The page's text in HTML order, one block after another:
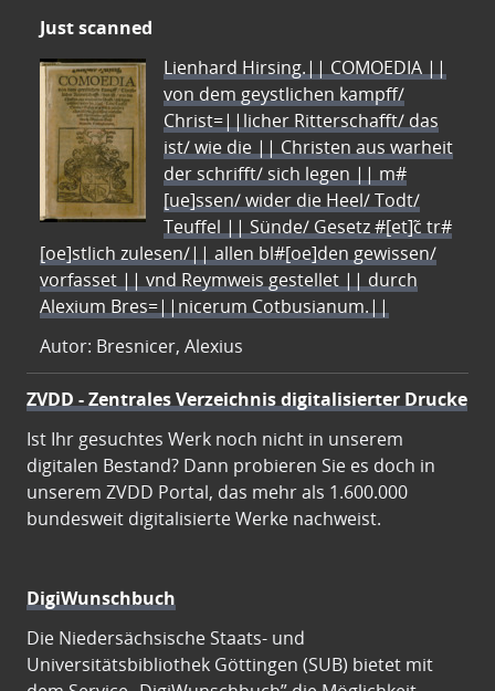
Just scanned
Lienhard Hirsing.|| COMOEDIA ||
von dem geystlichen kampff/
Christ=||licher Ritterschafft/ das
ist/ wie die || Christen aus warheit
der schrifft/ sich legen || m#
[ue]ssen/ wider die Heel/ Todt/
Teuffel || Sünde/ Gesetz #[et]c̃ tr#
[oe]stlich zulesen/|| allen bl#[oe]den gewissen/
vorfasset || vnd Reymweis gestellet || durch
Alexium Bres=||nicerum Cotbusianum.||
Autor: Bresnicer, Alexius
ZVDD - Zentrales Verzeichnis digitalisierter Drucke
Ist Ihr gesuchtes Werk noch nicht in unserem
digitalen Bestand? Dann probieren Sie es doch in
unserem ZVDD Portal, das mehr als 1.600.000
bundesweit digitalisierte Werke nachweist.
DigiWunschbuch
Die Niedersächsische Staats- und
Universitätsbibliothek Göttingen (SUB) bietet mit